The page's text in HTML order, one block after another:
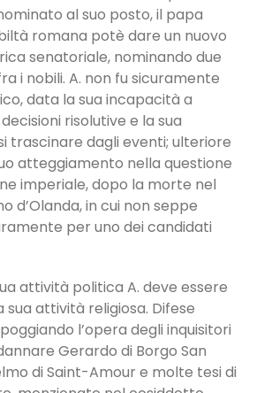
al suo posto, il papa
romana potè dare un nuovo
senatoriale, nominando due
i nobili. A. non fu sicuramente
data la sua incapacità a
risolutive e la sua
trascinare dagli eventi; ulteriore
atteggiamento nella questione
imperiale, dopo la morte nel
d’Olanda, in cui non seppe
per uno dei candidati
attività politica A. deve essere
attività religiosa. Difese
l’opera degli inquisitori
Gerardo di Borgo San
di Saint-Amour e molte tesi di